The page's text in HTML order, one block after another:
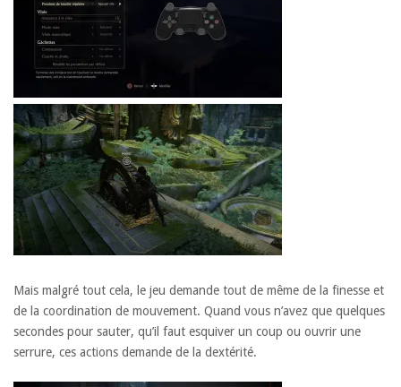
Mais malgré tout cela, le jeu demande tout de même de la finesse et
de la coordination de mouvement. Quand vous n’avez que quelques
secondes pour sauter, qu’il faut esquiver un coup ou ouvrir une
serrure, ces actions demande de la dextérité.